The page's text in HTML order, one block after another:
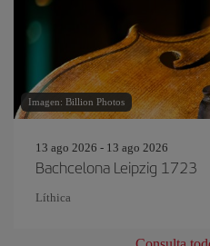
Imagen: Billion Photos
13 ago 2026 - 13 ago 2026
Bachcelona Leipzig 1723
Líthica